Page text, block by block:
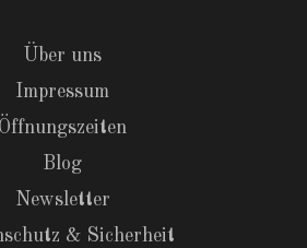
Über uns
Impressum
Öffnungszeiten
Blog
Newsletter
& Sicherheit